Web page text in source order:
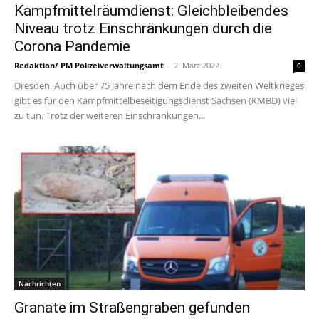
Kampfmittelräumdienst: Gleichbleibendes
Niveau trotz Einschränkungen durch die
Corona Pandemie
Redaktion/ PM Polizeiverwaltungsamt - 2. März 2022 0
Dresden. Auch über 75 Jahre nach dem Ende des zweiten Weltkrieges
gibt es für den Kampfmittelbeseitigungsdienst Sachsen (KMBD) viel
zu tun. Trotz der weiteren Einschränkungen...
Nachrichten
Granate im Straßengraben gefunden